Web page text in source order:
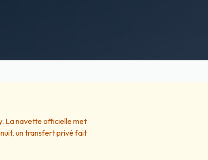
La navette officielle met
un transfert privé fait